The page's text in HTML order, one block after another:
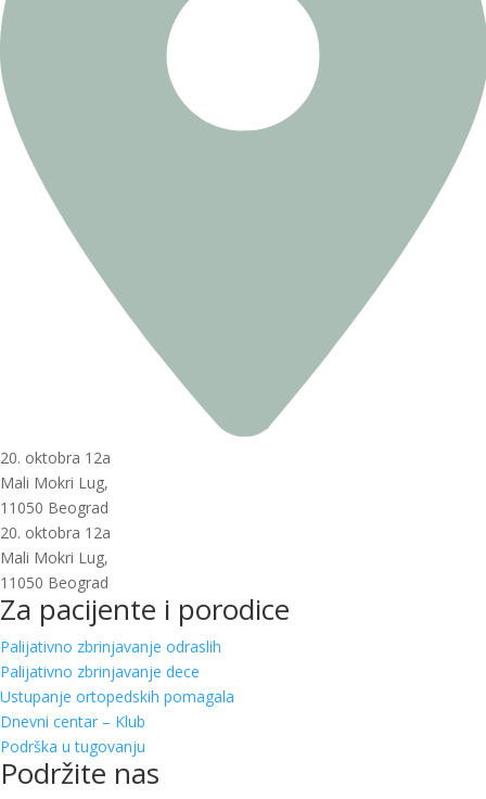
20. oktobra 12a
Mali Mokri Lug,
11050 Beograd
20. oktobra 12a
Mali Mokri Lug,
11050 Beograd
Za pacijente i porodice
Palijativno zbrinjavanje odraslih
Palijativno zbrinjavanje dece
Ustupanje ortopedskih pomagala
Dnevni centar – Klub
Podrška u tugovanju
Podržite nas